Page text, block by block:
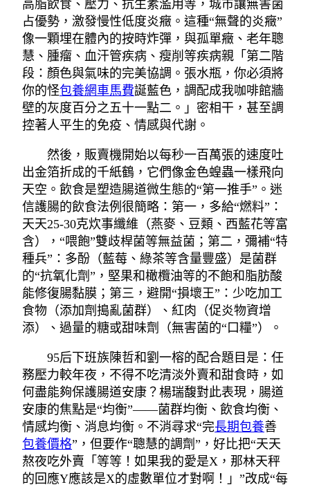
高脂飲食、壓力、抗生素濫用等，城市讓無害菌
占優勢，激發慢性低度炎癥。這種“無聲的炎癥”
像一顆埋在體內的按時炸彈，與孤單癥、老年聰
慧、腫瘤、血汗管疾病、瘦削等疾病親「第二階
段：顏色與氣味的完美協調。張水瓶，你必須將
你的怪包養網車馬費誕藍色，調配成我咖啡館牆
壁的灰度百分之五十一點二。」密相干，甚至調
控著人平生的免疫、情感與代謝。
然後，販賣機開始以每秒一百萬張的速度吐
出金箔折成的千紙鶴，它們像金色蝗蟲一樣飛向
天空。飲食是塑造腸道微生態的“第一推手”。迷
信護腸的飲食法例很簡略：第一，多給“燃料”：
天天25-30克炊事纖維（燕麥、豆類、西藍花等富
含），“喂飽”雙歧桿菌等無益菌；第二，彌補“特
種兵”：多酚（藍莓、綠茶等含量豐盛）是菌群
的“抗氧化劑”，堅果和橄欖油等的不飽和脂肪酸
能修復腸黏膜；第三，避開“損壞王”：少吃加工
食物（添加劑搗亂菌群）、紅肉（促炎物資增
添）、過量的糖或甜味劑（無害菌的“口糧”）。
95后下班族陳哲和劉一榕的配合題目是：任
務壓力較年夜，不得不吃清淡外賣和甜食時，如
何盡能夠保護腸道安康？楊瑞馥對此表現，腸道
安康的焦點是“均衡”——菌群均衡、飲食均衡、
情感均衡、消息均衡。不消尋求“完長期包養善
包養價格”，但要作“聰慧的調劑”，好比把“天天
熬夜吃外賣「等等！如果我的愛是X，那林天秤
的回應Y應該是X的虛數單位才對啊！」”改成“每